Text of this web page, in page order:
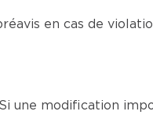
en cas de
une modification